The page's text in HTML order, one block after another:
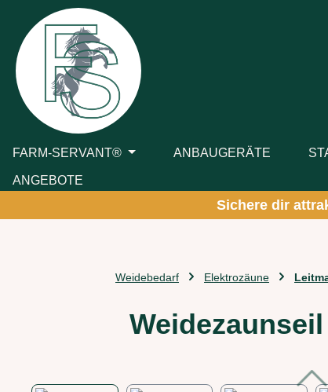
Hauptinhalt springen
Zur Suche springen
Zur Hauptnavigation springen
FARM-SERVANT® ANBAUGERÄTE
ANGEBOTE
Sichere dir
Weidebedarf Elektrozäune